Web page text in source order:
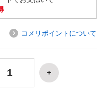
コメリポイントについて